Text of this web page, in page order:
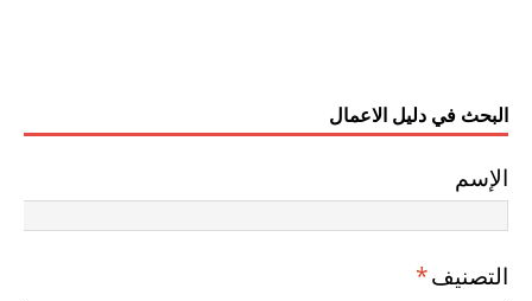
البحث في دليل الاعمال
الإسم
التصنيف*